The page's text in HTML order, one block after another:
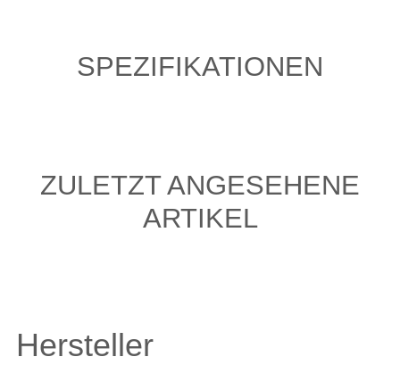
SPEZIFIKATIONEN
ZULETZT ANGESEHENE
ARTIKEL
Hersteller